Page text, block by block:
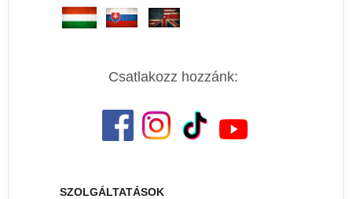
Csatlakozz hozzánk:
SZOLGÁLTATÁSOK